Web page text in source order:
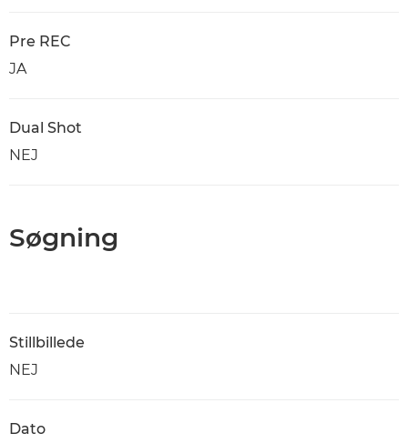
Pre REC
JA
Dual Shot
NEJ
Søgning
Stillbillede
NEJ
Dato